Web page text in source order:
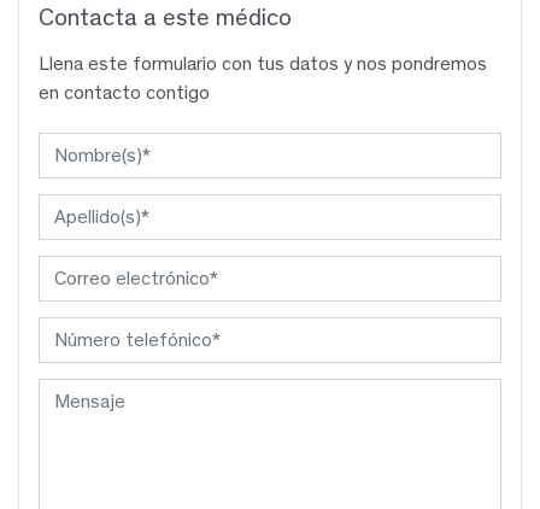
Contacta a este médico
Llena este formulario con tus datos y nos pondremos
en contacto contigo